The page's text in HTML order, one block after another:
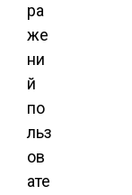
ра
же
ни
й
по
льз
ов
ате